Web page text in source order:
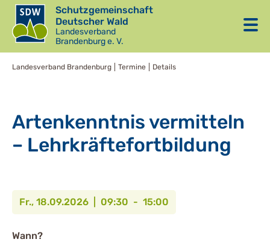
Schutzgemeinschaft
Deutscher Wald
Landesverband
Brandenburg e. V.
Landesverband Brandenburg Termine Details
Artenkenntnis vermitteln
– Lehrkräftefortbildung
Fr., 18.09.2026 | 09:30 - 15:00
Wann?